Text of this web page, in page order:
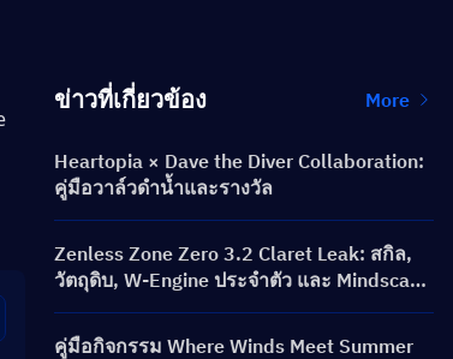
ข่าวที่เกี่ยวข้อง More
Heartopia × Dave the Diver Collaboration:
คู่มือวาล์วดำน้ำและรางวัล
Zenless Zone Zero 3.2 Claret Leak: สกิล,
วัตถุดิบ, W-Engine ประจำตัว และ Mindscape
Cinema
คู่มือกิจกรรม Where Winds Meet Summer